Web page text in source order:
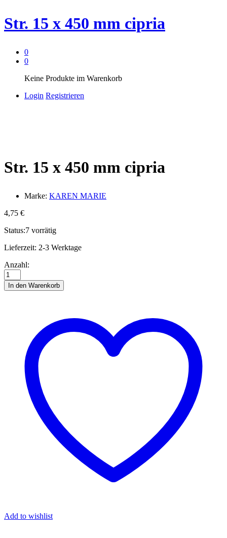
Str. 15 x 450 mm cipria
0
0
Keine Produkte im Warenkorb
Login Registrieren
Str. 15 x 450 mm cipria
Marke: KAREN MARIE
4,75 €
Status:7 vorrätig
Lieferzeit: 2-3 Werktage
Str.
15
x
450
Anzahl:
In den Warenkorb
Add to wishlist